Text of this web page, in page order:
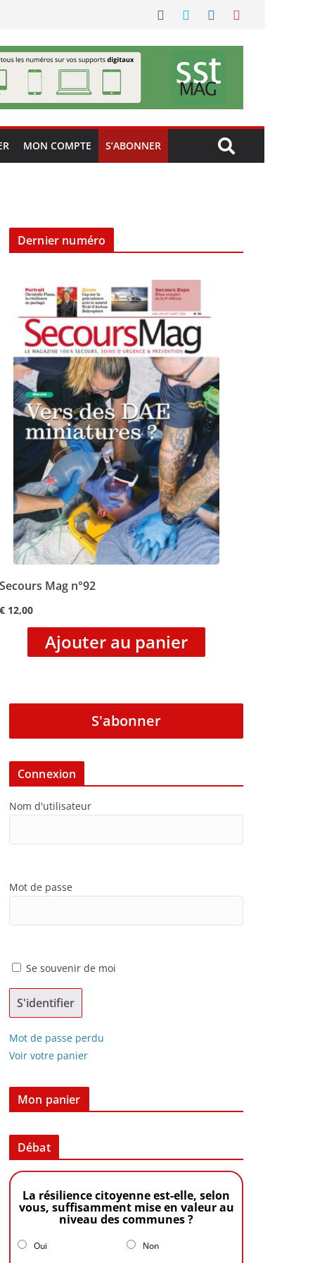
MON COMPTE S’ABONNER
Dernier numéro
Secours Mag n°92
€ 12,00
Ajouter au panier
S'abonner
Connexion
Nom d'utilisateur
Mot de passe
Se souvenir de moi
Mot de passe perdu
Voir votre panier
Mon panier
Débat
La résilience citoyenne est-elle, selon
vous, suffisamment mise en valeur au
niveau des communes ?
Oui Non